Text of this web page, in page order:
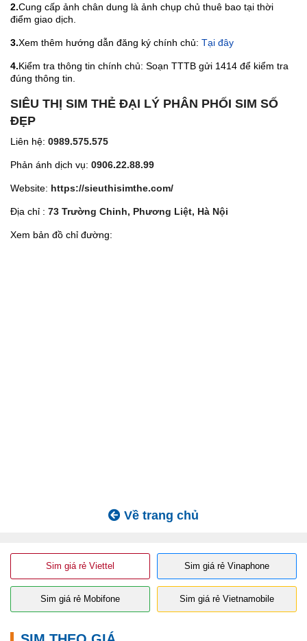
2.Cung cấp ảnh chân dung là ảnh chụp chủ thuê bao tại thời
điểm giao dịch.
3.Xem thêm hướng dẫn đăng ký chính chủ: Tại đây
4.Kiểm tra thông tin chính chủ: Soạn TTTB gửi 1414 để kiểm tra
đúng thông tin.
SIÊU THỊ SIM THẺ ĐẠI LÝ PHÂN PHỐI SIM SỐ
ĐẸP
Liên hệ: 0989.575.575
Phản ánh dịch vụ: 0906.22.88.99
Website: https://sieuthisimthe.com/
Địa chỉ : 73 Trường Chinh, Phương Liệt, Hà Nội
Xem bản đồ chỉ đường:
Về trang chủ
Sim giá rẻ Viettel Sim giá rẻ Vinaphone
Sim giá rẻ Mobifone Sim giá rẻ Vietnamobile